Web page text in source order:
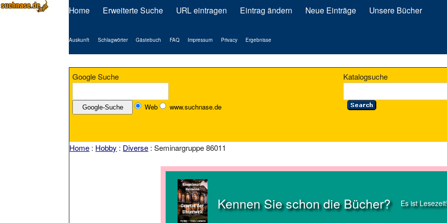
Home Erweiterte Suche URL eintragen Eintrag ändern Neue Einträge Unsere Bücher
Auskunft Schlagwörter Gästebuch FAQ Impressum Privacy Ergebnisse
Google Suche
Web www.suchnase.de
Katalogsuche
Home : Hobby : Diverse : Seminargruppe 86011
Kennen Sie schon die Bücher? Es ist